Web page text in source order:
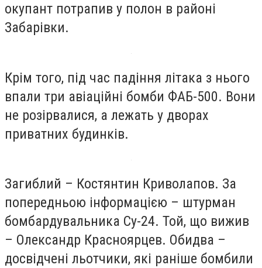
окупант потрапив у полон в районі
Забарівки.
Крім того, під час падіння літака з нього
впали три авіаційні бомби ФАБ-500. Вони
не розірвалися, а лежать у дворах
приватних будинків.
Загиблий – Костянтин Криволапов. За
попередньою інформацією – штурман
бомбардувальника Су-24. Той, що вижив
– Олександр Красноярцев. Обидва –
досвідчені льотчики, які раніше бомбили